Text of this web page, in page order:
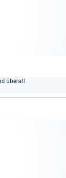
über­all